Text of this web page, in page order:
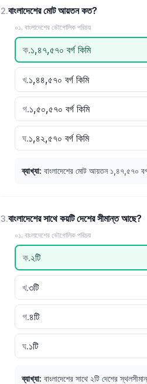
2.বাংলাদেশের মোট আয়তন কত?
০১. বাংলাদেশের ভৌগোলিক পরিচয়
ক.১,৪৭,৫৭০ বর্গ কিমি
খ.১,৪৪,৫৭০ বর্গ কিমি
গ.১,৫০,৫৭০ বর্গ কিমি
ঘ.১,৪২,৫৭০ বর্গ কিমি
ব্যাখ্যা: বাংলাদেশের মোট আয়তন ১,৪৭,৫৭০
3.বাংলাদেশের সাথে কয়টি দেশের সীমান্ত আছে?
০১. বাংলাদেশের ভৌগোলিক পরিচয়
ক.২টি
খ.৩টি
গ.৪টি
ঘ.১টি
ব্যাখ্যা: বাংলাদেশের সাথে ২টি দেশের